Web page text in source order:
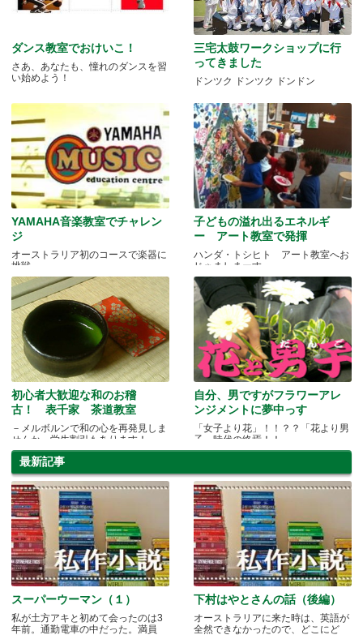
ダンス教室でおけいこ！
さあ、あなたも、憧れのダンスを習
い始めよう！
三宅太鼓ワークショップに行
ってきました
ドンツク ドンツク ドンドン
YAMAHA音楽教室でチャレン
ジ
オーストラリア初のコースで楽器に
挑戦
子どもの溢れ出るエネルギ
ー アート教室で発揮
ハンダ・トシヒト アート教室へお
じゃましまーす
初心者大歓迎な和のお稽
古！ 表千家 茶道教室
－メルボルンで和の心を再発見しま
せんか。学生割引もあります！－
自分、男ですがフラワーアレ
ンジメントに夢中っす
「女子より花」！！？？「花より男
子」時代の終焉！！
最新記事
スーパーウーマン（１）
私が土方アキと初めて会ったのは3
年前。通勤電車の中だった。満員
下村はやとさんの話（後編）
オーストラリアに来た時は、英語が
全然できなかったので、どこにど